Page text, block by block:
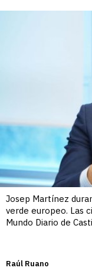
Josep Martínez
verde europeo. Las
Mundo Diario de
Raúl Ruano